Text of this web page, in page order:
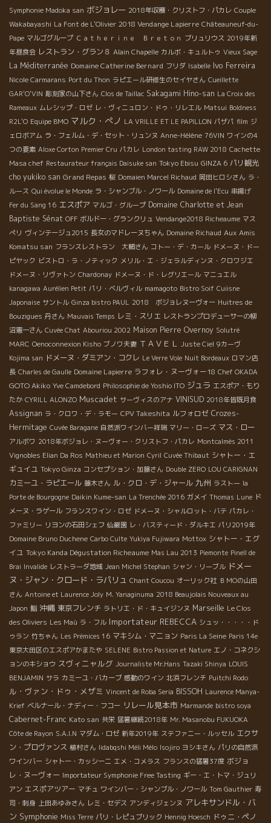
Symphonie Madoka san ボジョレー 2018年収穫・クリストフ・パカレ Couple
Wakabayashi La Font de L'Olivier 2018 Vendange Lapierre Châteauneuf-du-
Pape マルゴグループ Ｃａｔｈｅｒｉｎｅ Ｂｒｅｔｏｎ ブリュリウス 2019年新
年昼食会 レストラン・グラン８ Alain Chapelle カルボ・キュルトゥ Vieux Sage
La Méditerranée Domaine Catherine Bernard フリダ Isabelle Ivo Ferreira
Nicole Carmarans Port du Thon ラピエール研修生のセイヤさん Cueillette
GAR'O'VIN 彫刻家の山下さん Clos de Taillac Sakagami Hino-san La Croix des
Rameaux ムレシップ・ロゼ レ・ヴィニュロン・ドゥ・リレエル Matsui Boldness
R2L'O Equipe BMO マルク・ぺノ LA VRILLE ET LE PAPILLON パザパ film ジ
ェロボアム ラ・フェルム・デ・セット・リュンヌ Anne-Hélène 76VIN ワインの4
つの要素 Aloxe Corton Premier Cru パカレ London tasting RAW 2018 Cachette
Masa chef Restaurateur français Daisuke san Tokyo Ebisu GINZA 6 パリ観光
cho yukiko san Grand Repas 桜 Domaien Marcel Richaud 岡田ヒロシさん ラ・
ルース Qui évolue le Monde ラ・シャンブル・ノワール Domaine de l'Ecu 串揚げ
Fer du Sang 16 エスポア マルゴ・グループ Domaine Charlotte et Jean
Baptiste Sénat OFF ボルドー・グランクリュ Vendange2018 Richeaume マス
ぺリ ヴィンテージュ2015 長女のマドレーヌちゃん Domaine Richaud Aux Amis
Komatsu san フランスレストラン 大輔さん コトー・デ・カール ドメーヌ・ドー
ピヤック ビストロ・ラ・ノティック メリル・エ・ジェラルディンヌ・クロワジエ
ドメーヌ・リヴァトン Chardonay ドメーヌ・ド・レグリエール マニュエル
kanagawa Aurélien Petit パリ・ベルヴィル mamagoto Bistro Soif Cuiisne
Japonaise サントル Ginza bistro PAUL 2018 ボジョレヌーヴォー Huitres de
Bouzigues 丹さん Mauvais Temps レミ・スリエ レストランプロデューサーの柳
沼憲一さん Cuvée Chat Abouriou 2002 Maison Pierre Overnoy Solutré
MARC Oenoconnexion Kisho ブノワ夫妻 ＴＡＶＥＬ Juste Ciel 9カーヴ
Kojima san ドメーヌ・ダミアン・コクレ Le Verre Vole Nuit Bordeaux ロマン店
長 Charles de Gaulle Domaine Lapierre ラフォレ・ヌーヴォー18 Chef OKADA
GOTO Akiko Yve Camdebord Philosophie de Yoshio ITO ジュラ エスポア・もり
たか CYRILL ALONZO Muscadet サーヴィスのアナ VINISUD 2018年皆既月食
Assignan ラ・クロワ・デ・ラモー CPV Takeshita ルフォロゼ Crozes-
Hermitage Cuvée Baragane 自然派ワインバー祥瑞 マリー・ローズ マス・ロー
アルボワ 2018年ボジョレ・ヌーヴォー・クリストフ・パカレ Montcalmès 2011
Vignobles Elian Da Ros Mathieu et Marion Cyril Cuvée Thibaut シャトー・エ
ギュイユ Tokyo Ginza コンセプション・加藤さん Double ZERO LOU CARIGNAN
カミーユ・ラピエール 藤木さん ル・クロ・デ・ジャール 九州 ラストー la
Porte de Bourgogne Daikin Kume-san La Trenchée 2016 ガメイ Thomas Lune ド
メーヌ・ラゲール フランスワイン・ロゼ ドメーヌ・シャルロット・バテ パカレ・
ファミリー リヨンの石田シェフ 仙巌園 レ・バスティード・ダルキエ パリ2019年
Domaine Bruno Duchene Carbo Culte Yukiya Fujiwara Mottox シャトー・エグ
イユ Tokyo Kanda Dégustation Richeaume Mas Lau 2013 Piemonte Pinell de
Brai Invalide レストラーダ地域 Jean Michel Stephan シャン・リーブル ドメー
ヌ・ジャン・クロード・ラパリュ Chant Coucou オーリック社 ＢＭОの山田
さん Antoine et Laurence Joly M. Yanaginuma 2018 Beaujolais Nouveaux au
Japon 鮨 沖縄 東京フレンチ ラトリエ・ド・キュイジンヌ Marseille Le Clos
des Oliviers Les Maù ラ・フル Importateur REBECCA シュッ・・・・・ド
ゥラン 竹ちゃん Les Prémices 16 マキシム・マニョン Paris La Seine Paris 14e
東京大田区のエスポアかまたや SELENE Bistro Passion et Nature エノ・コネクシ
ョンのキショウ スヴィニャルグ Journaliste Mr.Hans Tazaki Shinya LOUIS
BENJAMIN サラ カミーユ・バカーブ 感動のワイン 北浜フレンチ Puitchi Rodo
ル・ヴァン・ドゥ・メザミ Vincent de Roba Seria BISSOH Laurence Manya-
Krief ベルナール・ナディー・フコー リレール見本市 Marmande bistro soya
Cabernet-Franc Kato san 共栄 猛暑継続2018年 Mr. Masanobu FUKUOKA
Côte de Rayon S.A.I.N マダム・ロゼ 新年2019年 ステファニー・ルッセル エクサ
ン・プロヴァンス 植村さん Iidabqshi Méli Mélo Isojiro ヨシキさん パリの自然派
ワインバー シャトー・カッシーニ エメ・コメラス フランスの猛暑37度 ボジョ
レ・ヌーヴォー Importateur Symphonie Free Tasting ギー・エ・トマ・ジュリ
アン エスポアツアー マチュ ワインバー・シャンブル・ノワール Tom Gauthier 寿
司・刺身 上田あゆみさん レミ・セデス アンディジェンヌ アレキサンドル・バ
ン Symphonie Miss Terre パリ・レピュブリック Hennig Hoesch ドゥニ・ペノ